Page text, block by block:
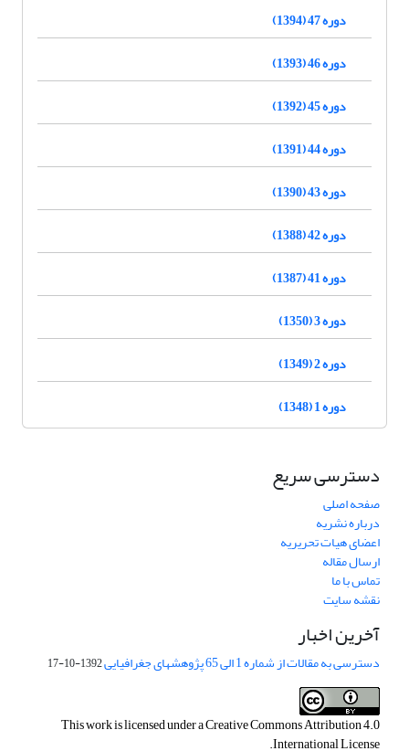
دوره 47 (1394)
دوره 46 (1393)
دوره 45 (1392)
دوره 44 (1391)
دوره 43 (1390)
دوره 42 (1388)
دوره 41 (1387)
دوره 3 (1350)
دوره 2 (1349)
دوره 1 (1348)
دسترسی سریع
صفحه اصلی
درباره نشریه
اعضای هیات تحریریه
ارسال مقاله
تماس با ما
نقشه سایت
آخرین اخبار
دسترسی به مقالات از شماره 1 الی 65 پژوهشهای جغرافیایی 1392-10-17
This work is licensed under aCreative Commons Attribution 4.0
International License
.